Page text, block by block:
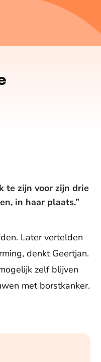
te zijn voor zijn drie
in haar plaats.”
Later vertelden
denkt Geertjan.
zelf blijven
met borstkanker.